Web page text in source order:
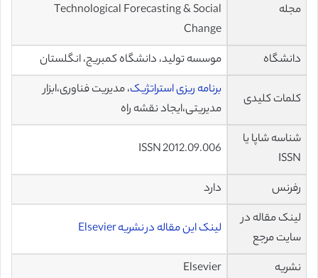
مجله
Technological Forecasting & Social
Change
دانشگاه
موسسه تولید، دانشگاه کمبریج، انگلستان
کلمات کلیدی
برنامه ریزی استراتژیک، مدیریت فناوری،ابزار
مدیریتی،ایجاد نقشه راه
شناسه شاپا یا
ISSN
ISSN 2012.09.006
رفرنس
دارد
لینک مقاله در
سایت مرجع
لینک این مقاله در نشریه Elsevier
نشریه Elsevier